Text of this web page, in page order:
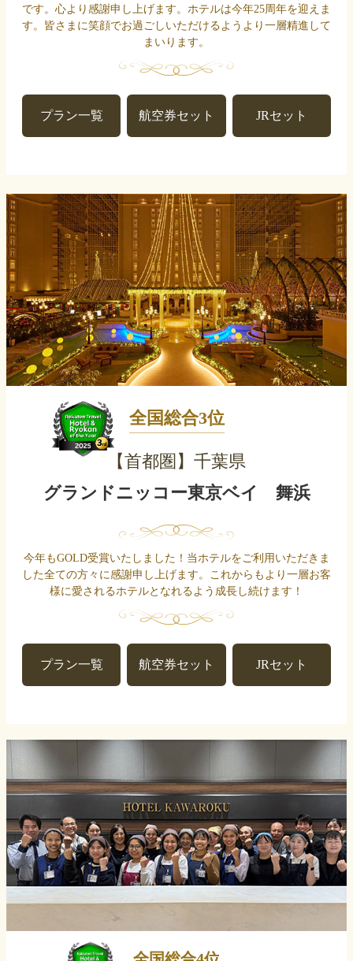
です。心より感謝申し上げます。ホテルは今年25周年を迎えま
す。皆さまに笑顔でお過ごしいただけるようより一層精進して
まいります。
プラン一覧 航空券セット JRセット
全国総合3位
【首都圏】千葉県
グランドニッコー東京ベイ 舞浜
今年もGOLD受賞いたしました！当ホテルをご利用いただきま
した全ての方々に感謝申し上げます。これからもより一層お客
様に愛されるホテルとなれるよう成長し続けます！
プラン一覧 航空券セット JRセット